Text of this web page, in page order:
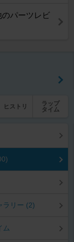
パーツレビ
ヒストリ
ラップ
タイム
ラリー (2)
ム